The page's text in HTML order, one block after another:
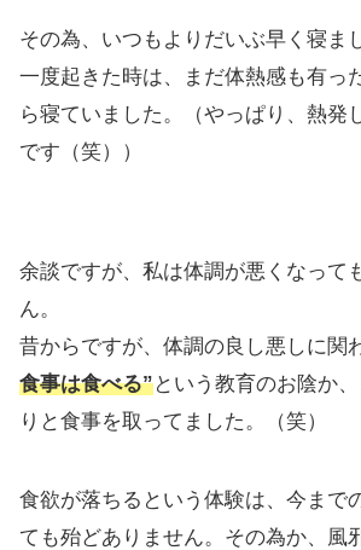
その為、いつもよりだいぶ早く寝ま
一度起きた時は、まだ体熱感も有っ
ら寝ていました。（やっぱり、熱発
です（笑））
余談ですが、私は体調が悪くなって
ん。
昔からですが、体調の良し悪しに関
食事は食べる”という教育のお陰か
りと食事を取ってました。（笑）
食欲が落ちるという体験は、今まで
ても殆どありません。その為か、風